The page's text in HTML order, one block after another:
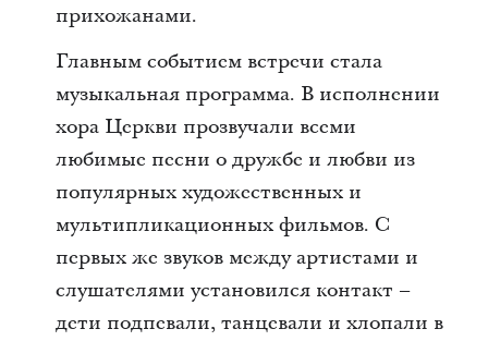
прихожанами.
Главным событием встречи стала
музыкальная программа. В исполнении
хора Церкви прозвучали всеми
любимые песни о дружбе и любви из
популярных художественных и
мультипликационных фильмов. С
первых же звуков между артистами и
слушателями установился контакт –
дети подпевали, танцевали и хлопали в